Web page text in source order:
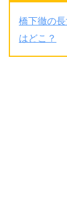
橋下徹の
はどこ？